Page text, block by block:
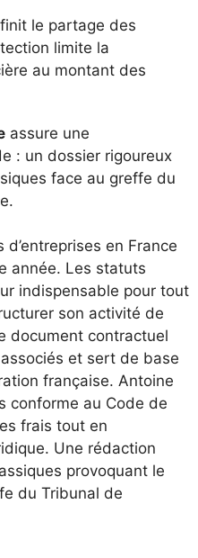
le partage des
limite la
au montant des
assure une
: un dossier rigoureux
face au greffe du
en France
année. Les statuts
indispensable pour tout
son activité de
document contractuel
et sert de base
française. Antoine
conforme au Code de
frais tout en
Une rédaction
provoquant le
du Tribunal de